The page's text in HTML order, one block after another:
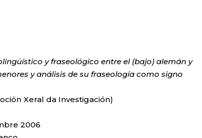
y fraseológico entre el (bajo) alemán y
y análisis de su fraseología como signo
Xeral da Investigación)
2006